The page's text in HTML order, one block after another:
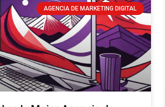
AGENCIA DE MARKETING DIGITAL